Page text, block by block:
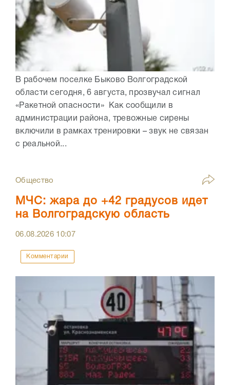
В рабочем поселке Быково Волгоградской
области сегодня, 6 августа, прозвучал сигнал
«Ракетной опасности» Как сообщили в
администрации района, тревожные сирены
включили в рамках тренировки – звук не связан
с реальной...
Общество
МЧС: жара до +42 градусов идет
на Волгоградскую область
06.08.2026 10:07
Комментарии